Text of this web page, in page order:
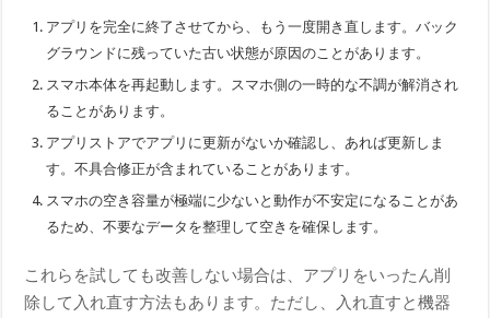
アプリを完全に終了させてから、もう一度開き直します。バック
グラウンドに残っていた古い状態が原因のことがあります。
スマホ本体を再起動します。スマホ側の一時的な不調が解消され
ることがあります。
アプリストアでアプリに更新がないか確認し、あれば更新しま
す。不具合修正が含まれていることがあります。
スマホの空き容量が極端に少ないと動作が不安定になることがあ
るため、不要なデータを整理して空きを確保します。
これらを試しても改善しない場合は、アプリをいったん削
除して入れ直す方法もあります。ただし、入れ直すと機器